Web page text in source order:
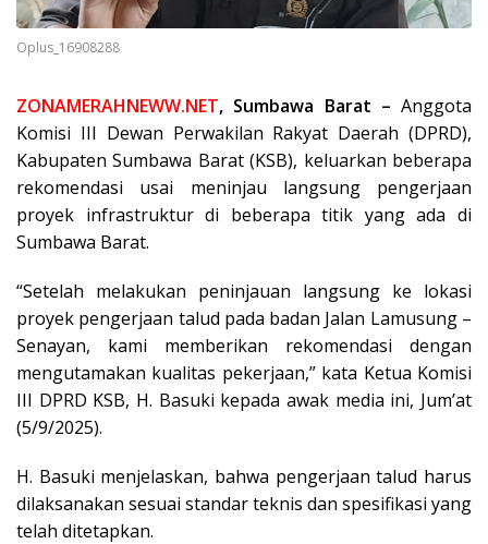
Oplus_16908288
ZONAMERAHNEWW.NET, Sumbawa Barat – Anggota
Komisi III Dewan Perwakilan Rakyat Daerah (DPRD),
Kabupaten Sumbawa Barat (KSB), keluarkan beberapa
rekomendasi usai meninjau langsung pengerjaan
proyek infrastruktur di beberapa titik yang ada di
Sumbawa Barat.
“Setelah melakukan peninjauan langsung ke lokasi
proyek pengerjaan talud pada badan Jalan Lamusung –
Senayan, kami memberikan rekomendasi dengan
mengutamakan kualitas pekerjaan,” kata Ketua Komisi
III DPRD KSB, H. Basuki kepada awak media ini, Jum’at
(5/9/2025).
H. Basuki menjelaskan, bahwa pengerjaan talud harus
dilaksanakan sesuai standar teknis dan spesifikasi yang
telah ditetapkan.